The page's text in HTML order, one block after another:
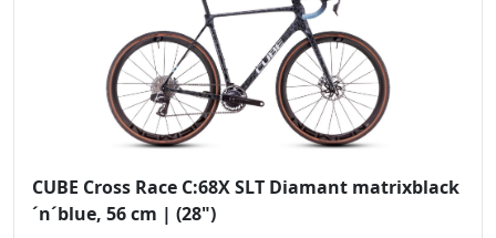
CUBE Cross Race C:68X SLT Diamant matrixblack
´n´blue, 56 cm | (28")